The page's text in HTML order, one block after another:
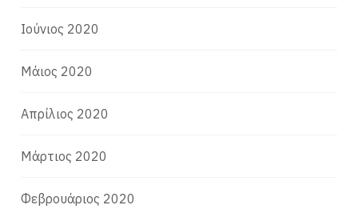
Ιούνιος 2020
Μάιος 2020
Απρίλιος 2020
Μάρτιος 2020
Φεβρουάριος 2020